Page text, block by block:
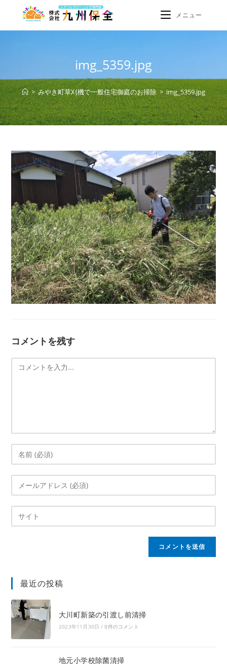
メニュー
img_5359.jpg
> みやき町草刈機で一般住宅御庭のお掃除 > img_5359.jpg
コメントを残す
最近の投稿
大川町新築の引渡し前清掃
2023年11月30日 / 0件のコメント
地元小学校除菌清掃